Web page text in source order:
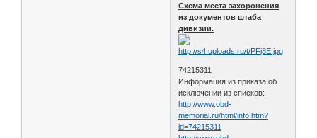
Схема места захоронения
из документов штаба
дивизии.
74215311
Информация из приказа об
исключении из списков:
http://www.obd-
memorial.ru/html/info.htm?
id=74215311